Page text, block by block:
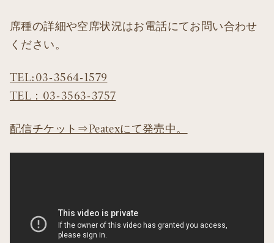
席種の詳細や空席状況はお電話にてお問い合わせ
ください。
TEL:03-3564-1579
TEL：03-3563-3757
配信チケット⇒Peatexにて発売中。